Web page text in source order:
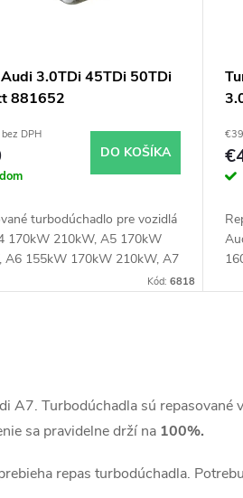
3.0TDi 45TDi 50TDi
881652
DPH
DO KOŠÍKA
turbodúchadlo pre vozidlá
170kW 210kW, A5 170kW
A6 155kW 170kW 210kW, A7
170kW 210kW, A8 210kW,
Kód: 6818
A7. Turbodúchadla sú repasované
sa pravidelne drží na 100%.
repas turbodúchadla.